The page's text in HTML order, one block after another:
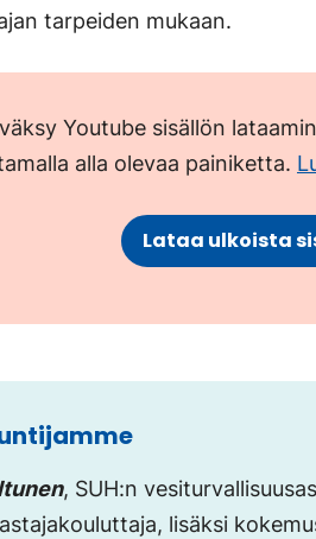
tarpeiden mukaan.
Youtube sisällön
alla olevaa painiketta.
Lataa ulkoista
, SUH:n
lisäksi